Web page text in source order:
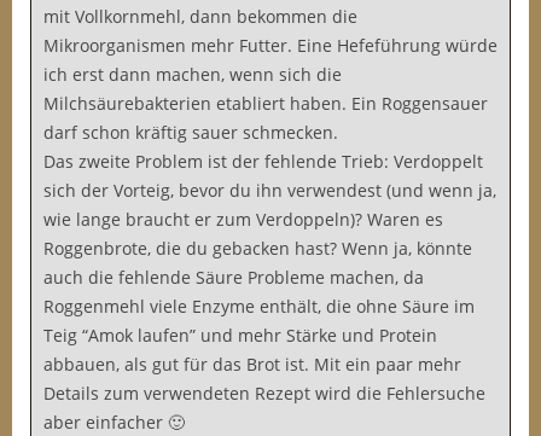
mit Vollkornmehl, dann bekommen die
Mikroorganismen mehr Futter. Eine Hefeführung würde
ich erst dann machen, wenn sich die
Milchsäurebakterien etabliert haben. Ein Roggensauer
darf schon kräftig sauer schmecken.
Das zweite Problem ist der fehlende Trieb: Verdoppelt
sich der Vorteig, bevor du ihn verwendest (und wenn ja,
wie lange braucht er zum Verdoppeln)? Waren es
Roggenbrote, die du gebacken hast? Wenn ja, könnte
auch die fehlende Säure Probleme machen, da
Roggenmehl viele Enzyme enthält, die ohne Säure im
Teig “Amok laufen” und mehr Stärke und Protein
abbauen, als gut für das Brot ist. Mit ein paar mehr
Details zum verwendeten Rezept wird die Fehlersuche
aber einfacher 🙂